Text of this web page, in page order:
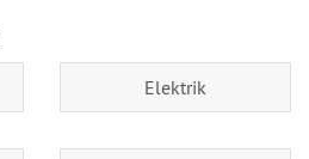
Elektrik